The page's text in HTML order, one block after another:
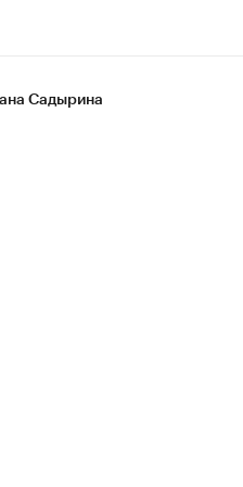
Садырина